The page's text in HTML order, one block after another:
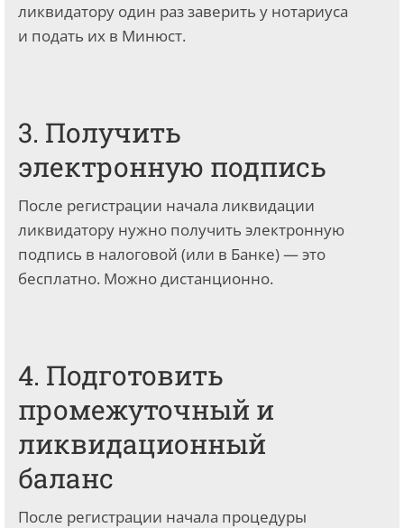
ликвидатору один раз заверить у нотариуса
и подать их в Минюст.
3. Получить
электронную подпись
После регистрации начала ликвидации
ликвидатору нужно получить электронную
подпись в налоговой (или в Банке) — это
бесплатно. Можно дистанционно.
4. Подготовить
промежуточный и
ликвидационный
баланс
После регистрации начала процедуры